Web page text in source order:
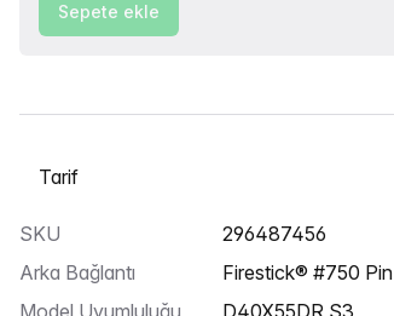
Sepete ekle
Bir sekme seçin
SKU
296487456
Arka Bağlantı
Firestick® #750 Pin
Model Uyumluluğu
D40X55DR S3